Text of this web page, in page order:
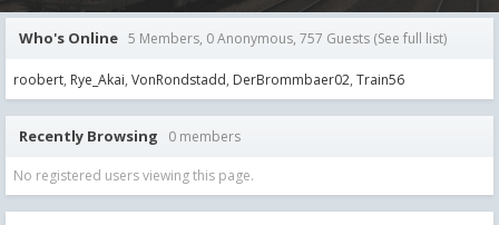
Who's Online 5 Members, 0 Anonymous, 757 Guests (See full list)
roobert Rye_Akai VonRondstadd DerBrommbaer02 Train56
Recently Browsing 0 members
No registered users viewing this page.